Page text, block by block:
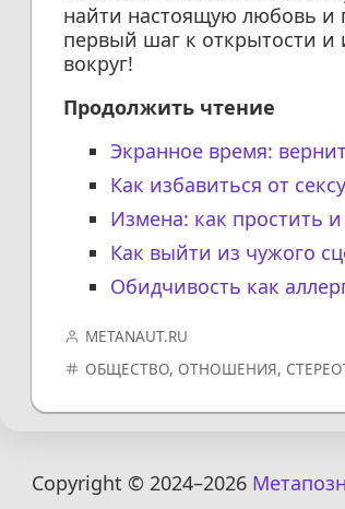
найти настоящую любовь и
первый шаг к открытости и
вокруг!
Продолжить чтение
Экранное время:
Как избавиться от
Измена: как простить
Как выйти из чужого
Обидчивость как
METANAUT.RU
ОБЩЕСТВО, ОТНОШЕНИЯ,
Copyright © 2024–2026